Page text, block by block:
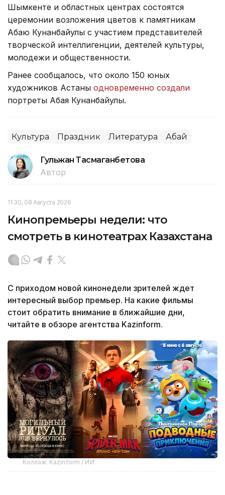
Шымкенте и областных центрах состоятся
церемонии возложения цветов к памятникам
Абаю Кунанбайулы с участием представителей
творческой интеллигенции, деятелей культуры,
молодежи и общественности.
Ранее сообщалось, что около 150 юных
художников Астаны одновременно создали
портреты Абая Кунанбайулы.
Культура Праздник Литература Абай
Гульжан Тасмаганбетова
Автор
11:30, 08 Августа 2026
Кинопремьеры недели: что
смотреть в кинотеатрах Казахстана
С приходом новой кинонедели зрителей ждет
интересный выбор премьер. На какие фильмы
стоит обратить внимание в ближайшие дни,
читайте в обзоре агентства Kazinform.
Коллаж: Kazinform / ИИ